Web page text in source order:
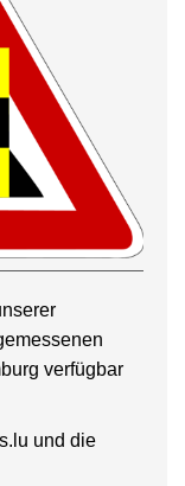
verfügbar
und die